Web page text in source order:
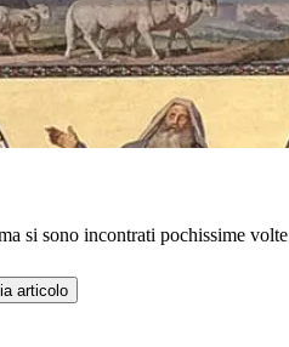
si sono incontrati pochissime volte
articolo